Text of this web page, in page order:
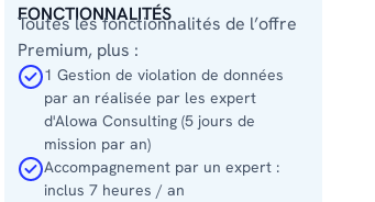
FONCTIONNALITÉS
Toutes les fonctionnalités de l’offre
Premium, plus :
1 Gestion de violation de données
par an réalisée par les expert
d'Alowa Consulting (5 jours de
mission par an)
Accompagnement par un expert :
inclus 7 heures / an